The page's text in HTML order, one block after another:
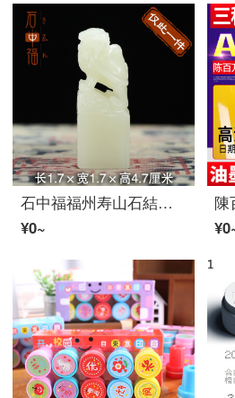
石中福福州寿山石結晶白芙蓉石《瑞獣呈祥》方正章楕円印印印印鑑材料篆刻石珍品印石彫刻石プレゼント
¥0~